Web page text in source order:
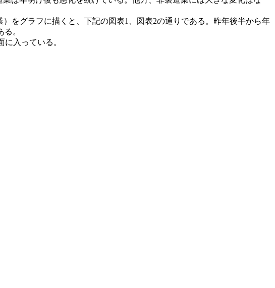
をグラフに描くと、下記の図表1、図表2の通りである。昨年後半から年
。
入っている。